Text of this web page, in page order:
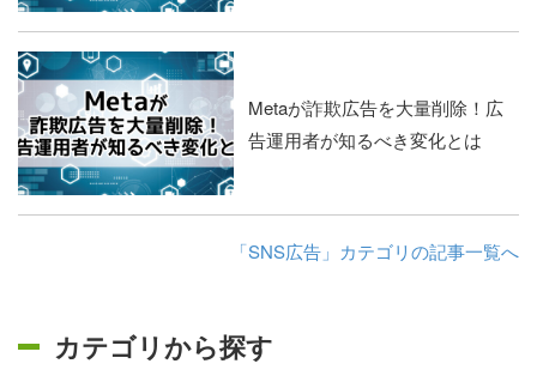
Metaが詐欺広告を大量削除！広
告運用者が知るべき変化とは
「SNS広告」カテゴリの記事一覧へ
カテゴリから探す